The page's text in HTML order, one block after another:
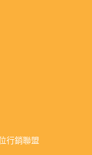
行銷聯盟